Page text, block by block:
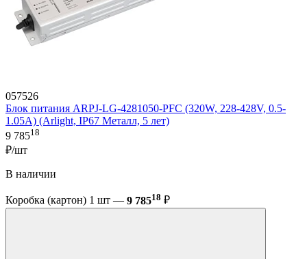
057526
Блок питания ARPJ-LG-4281050-PFC (320W, 228-428V, 0.5-
1.05A) (Arlight, IP67 Металл, 5 лет)
9 78518
₽/шт
В наличии
Коробка (картон) 1 шт — 9 78518 ₽